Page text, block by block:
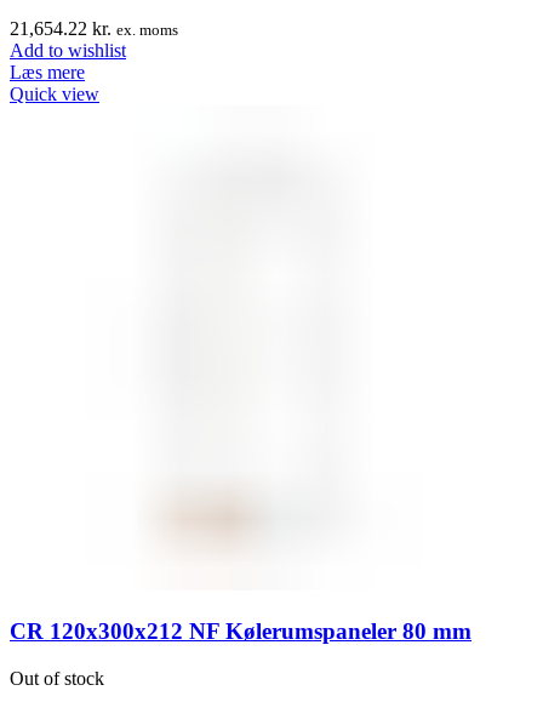
21,654.22 kr. ex. moms
Add to wishlist
Læs mere
Quick view
CR 120x300x212 NF Kølerumspaneler 80 mm
Out of stock